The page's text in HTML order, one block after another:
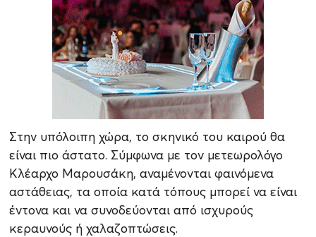
Στην υπόλοιπη χώρα, το σκηνικό του καιρού θα
είναι πιο άστατο. Σύμφωνα με τον μετεωρολόγο
Κλέαρχο Μαρουσάκη, αναμένονται φαινόμενα
αστάθειας, τα οποία κατά τόπους μπορεί να είναι
έντονα και να συνοδεύονται από ισχυρούς
κεραυνούς ή χαλαζοπτώσεις.